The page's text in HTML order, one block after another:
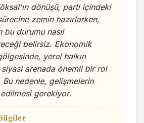
dönüşü, parti içindeki
zemin hazırlarken,
bu durumu nasıl
belirsiz. Ekonomik
gölgesinde, yerel halkın
arenada önemli bir rol
nedenle, gelişmelerin
gerekiyor.